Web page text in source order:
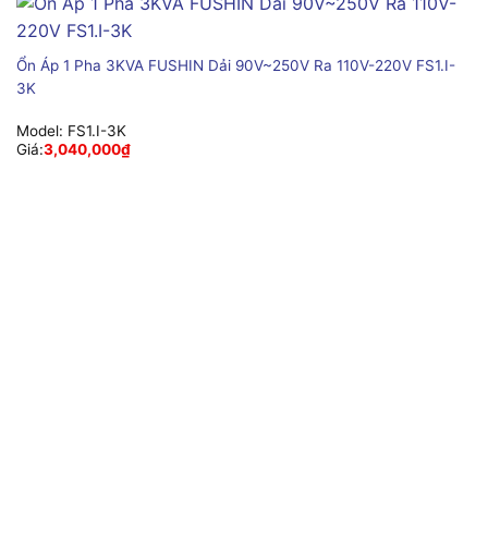
Ổn Áp 1 Pha 3KVA FUSHIN Dải 90V~250V Ra 110V-220V FS1.I-
3K
Model: FS1.I-3K
Giá:3,040,000₫